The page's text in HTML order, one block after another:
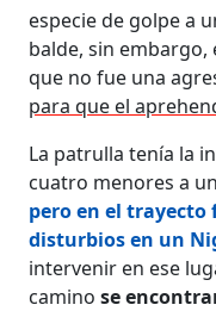
especie de golpe a
balde, sin
que no fue una
para que el
La patrulla tenía la
cuatro menores a
pero en el
disturbios en un
intervenir en ese
caminose